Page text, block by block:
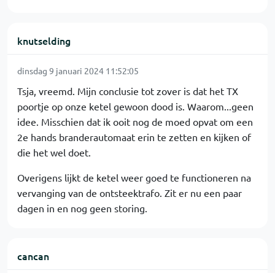
knutselding
dinsdag 9 januari 2024 11:52:05
Tsja, vreemd. Mijn conclusie tot zover is dat het TX
poortje op onze ketel gewoon dood is. Waarom...geen
idee. Misschien dat ik ooit nog de moed opvat om een
2e hands branderautomaat erin te zetten en kijken of
die het wel doet.
Overigens lijkt de ketel weer goed te functioneren na
vervanging van de ontsteektrafo. Zit er nu een paar
dagen in en nog geen storing.
cancan